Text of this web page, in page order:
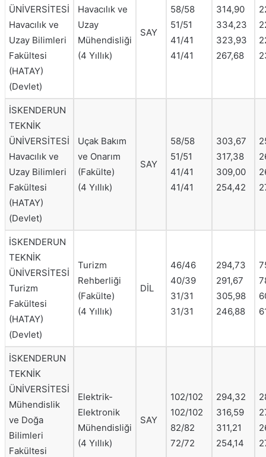
ÜNİVERSİTESİ
Havacılık ve
Uzay Bilimleri
Fakültesi
(HATAY)
(Devlet)
Havacılık ve
Uzay
Mühendisliği
(4 Yıllık)
SAY
58/58
51/51
41/41
41/41
314,90
334,23
323,93
267,68
İSKENDERUN
TEKNİK
ÜNİVERSİTESİ
Havacılık ve
Uzay Bilimleri
Fakültesi
(HATAY)
(Devlet)
Uçak Bakım
ve Onarım
(Fakülte)
(4 Yıllık)
SAY
58/58
51/51
41/41
41/41
303,67
317,38
309,00
254,42
İSKENDERUN
TEKNİK
ÜNİVERSİTESİ
Turizm
Fakültesi
(HATAY)
(Devlet)
Turizm
Rehberliği
(Fakülte)
(4 Yıllık)
DİL
46/46
40/39
31/31
31/31
294,73
291,67
305,98
246,88
İSKENDERUN
TEKNİK
ÜNİVERSİTESİ
Mühendislik
ve Doğa
Bilimleri
Fakültesi
Elektrik-
Elektronik
Mühendisliği
(4 Yıllık)
SAY
102/102
102/102
82/82
72/72
294,32
316,59
311,21
254,14